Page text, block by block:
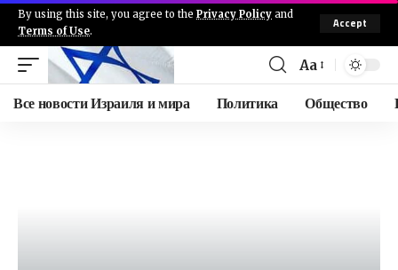
By using this site, you agree to the Privacy Policy and
Terms of Use.
Accept
Aa
Все новости Израиля и мира Политика Общество